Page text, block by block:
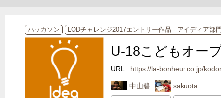
ハッカソン LODチャレンジ2017エントリー作品 - アイディア部
U-18こどもオー
URL : https://la-bonheur.co.jp/
中山碧 sakuota